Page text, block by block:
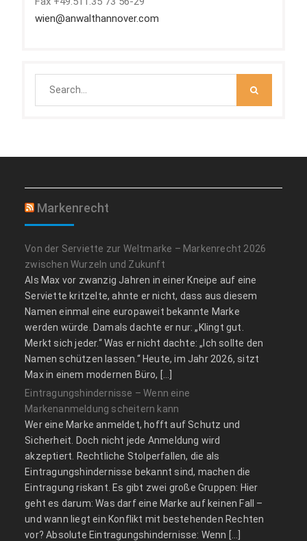
wien@anwalthannover.com
Markenrecht
Von der Serviette zur Weltmarke – Markenrecht 2026
zwischen Wurzeln und Zukunft
Als Max vor zwanzig Jahren in einer Kneipe auf eine
Serviette kritzelte, ahnte er nicht, dass aus diesem
Namen einmal eine europaweit bekannte Marke
werden würde. Damals dachte er nur: „Klingt gut.
Merkt sich jeder.“ Was er nicht dachte: „Ich sollte den
Namen schützen lassen.“ Heute, im Jahr 2026, sitzt
Max in einem modernen Büro, […]
Eintragungshindernisse – Wenn eine
Markenanmeldung scheitern kann
Wer eine Marke anmeldet, hofft auf Schutz und
Sicherheit. Doch nicht jede Anmeldung wird
akzeptiert. Rechtliche Stolperfallen, die als
Eintragungshindernisse bekannt sind, machen die
Eintragung riskant. Es gibt zwei große Gruppen: Hier
geht es darum: Was darf eine Marke auf keinen Fall –
und wann liegt ein Konflikt mit bestehenden Rechten
vor? Absolute Eintragungshindernisse: Wenn […]